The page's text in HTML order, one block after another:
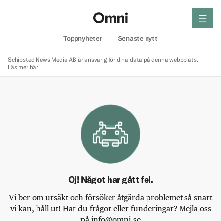
Toppnyheter Senaste nytt
meny
Schibsted News Media AB är ansvarig för dina data på denna webbplats.
Läs mer här
Oj! Något har gått fel.
Vi ber om ursäkt och försöker åtgärda problemet så snart
vi kan, håll ut! Har du frågor eller funderingar? Mejla oss